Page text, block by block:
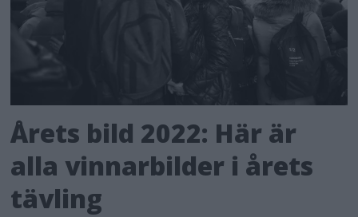
Årets bild 2022: Här är
alla vinnarbilder i årets
tävling